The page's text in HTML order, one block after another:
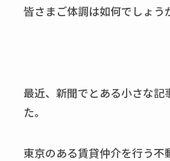
皆さまご体調は如何でしょう
最近、新聞でとある小さな記
た。
東京のある賃貸仲介を行う不